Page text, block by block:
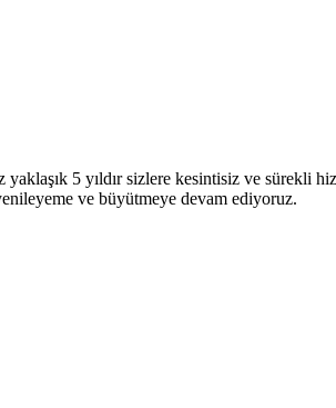
5 yıldır sizlere kesintisiz ve sürekli
ve büyütmeye devam ediyoruz.